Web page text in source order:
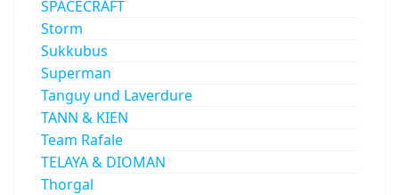
SPACECRAFT
Storm
Sukkubus
Superman
Tanguy und Laverdure
TANN & KIEN
Team Rafale
TELAYA & DIOMAN
Thorgal